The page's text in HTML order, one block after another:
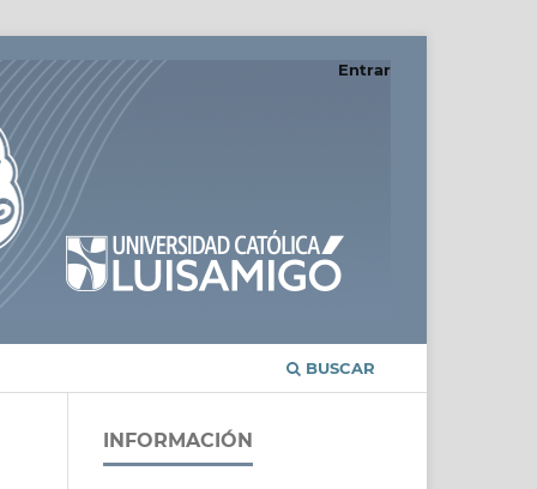
BUSCAR
Entrar
INFORMACIÓN